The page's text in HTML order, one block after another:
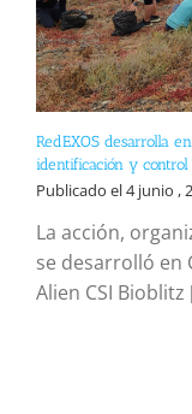
RedEXOS desarrolla
identificación y control
Publicado el 4 junio ,
La acción,
se desarrolló en
Alien CSI Bioblitz